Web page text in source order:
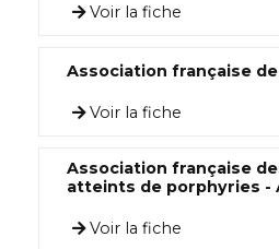
Voir la fiche
Association française
Voir la fiche
Association française
atteints de porphyries -
Voir la fiche